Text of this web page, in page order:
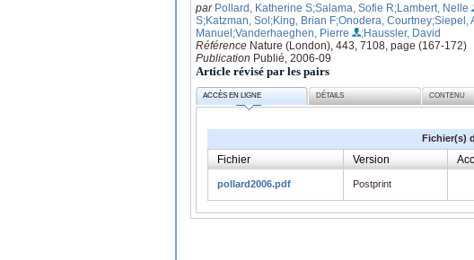
par Pollard, Katherine S;Salama, Sofie R;Lambert, Nelle
S;Katzman, Sol;King, Brian F;Onodera, Courtney;Siepel,
Manuel;Vanderhaeghen, Pierre
;Haussler, David
Référence Nature (London), 443, 7108, page (167-172)
Publication Publié, 2006-09
Article révisé par les pairs
ACCÈS EN LIGNE DÉTAILS CONTENU
Fichier(s)
Fichier Version
pollard2006.pdf Postprint